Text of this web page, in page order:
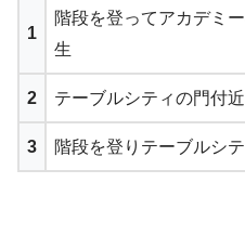
1
階段を登ってアカデミ
生
2 テーブルシティの門付
3 階段を登りテーブルシ